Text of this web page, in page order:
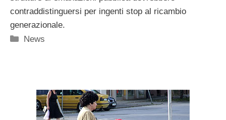
contraddistinguersi per ingenti stop al ricambio
generazionale.
Categorie
News